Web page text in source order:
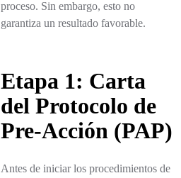
proceso. Sin embargo, esto no
garantiza un resultado favorable.
Etapa 1: Carta
del Protocolo de
Pre-Acción (PAP)
Antes de iniciar los procedimientos de